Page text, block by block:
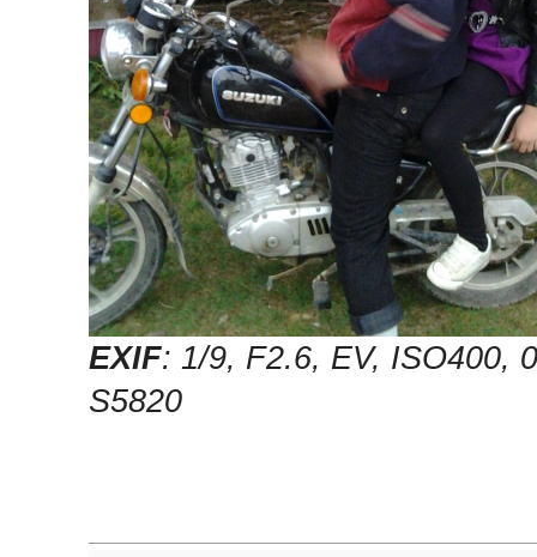
EXIF: 1/9, F2.6, EV, ISO400,
S5820